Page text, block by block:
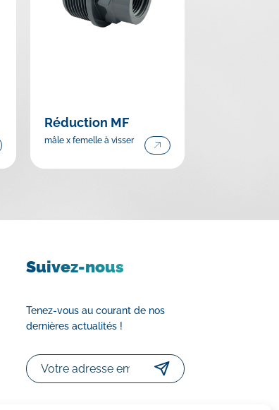
Réduction MF
mâle x femelle à visser
Suivez-nous
Tenez-vous au courant de nos
dernières actualités !
Email